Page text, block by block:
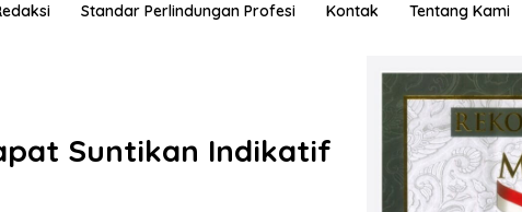
Standar Perlindungan Profesi Kontak Tentang Kami
Suntikan Indikatif